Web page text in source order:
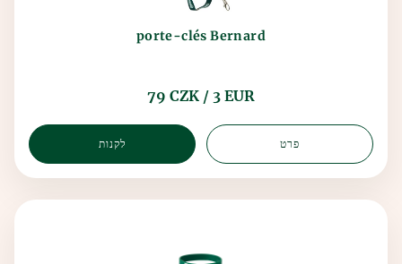
porte-clés Bernard
79 CZK / 3 EUR
לקנות פרט